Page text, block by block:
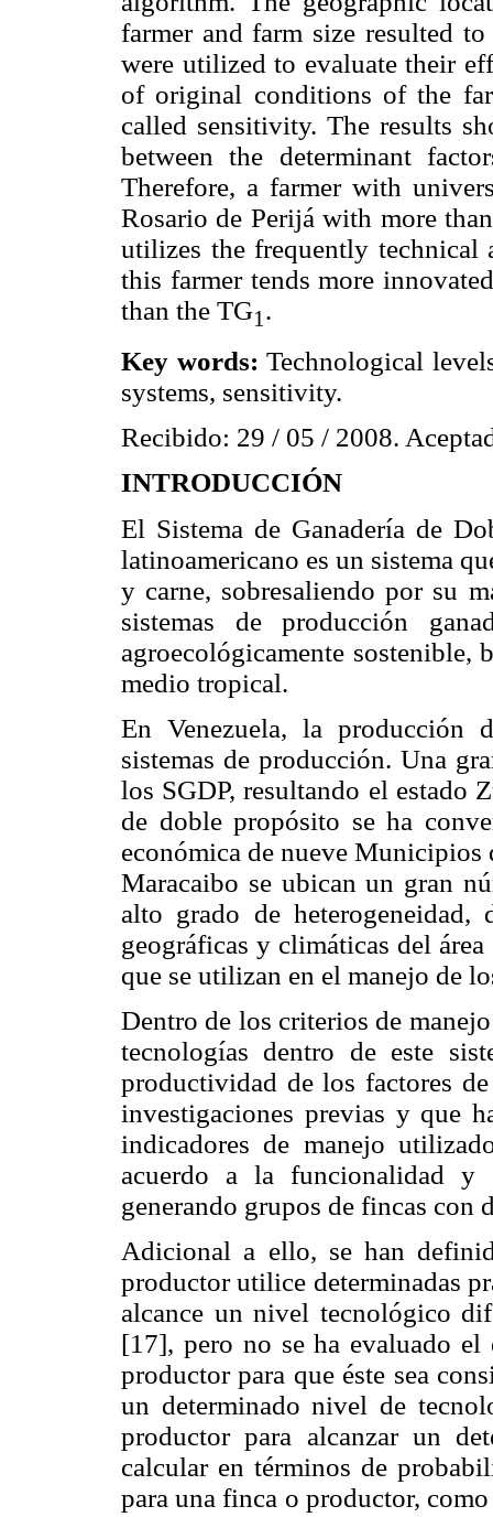
farmer and farm size resulted
were utilized to evaluate their
of original conditions of the
called sensitivity. The results
between the determinant
Therefore, a farmer with
Rosario de Perijá with more
utilizes the frequently technical
this farmer tends more
than the TG1 .
Key words: Technological
systems, sensitivity.
Recibido: 29 / 05 / 2008.
INTRODUCCIÓN
El Sistema de Ganadería de
latinoamericano es un sistema
y carne, sobresaliendo por su
sistemas de producción
agroecológicamente sostenible,
medio tropical.
En Venezuela, la producción
sistemas de producción. Una
los SGDP, resultando el estado
de doble propósito se ha
económica de nueve Municipios
Maracaibo se ubican un gran
alto grado de
geográficas y climáticas del
que se utilizan en el manejo de
Dentro de los criterios de
tecnologías dentro de este
productividad de los factores
investigaciones previas y que
indicadores de manejo
acuerdo a la funcionalidad y
generando grupos de fincas con
Adicional a ello, se han
productor utilice determinadas
alcance un nivel tecnológico
[17], pero no se ha evaluado el
productor para que éste sea
un determinado nivel de
productor para alcanzar un
calcular en términos de
para una finca o productor,